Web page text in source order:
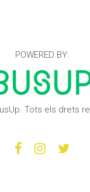
POWERED BY:
Tots els drets